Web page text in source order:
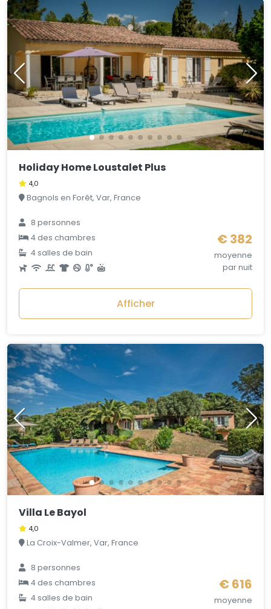
Holiday Home Loustalet Plus
4,0
Bagnols en Forêt, Var, France
8 personnes
4 des chambres
4 salles de bain
€ 382
moyenne
par nuit
Afficher
Villa Le Bayol
4,0
La Croix-Valmer, Var, France
8 personnes
4 des chambres
4 salles de bain
€ 616
moyenne